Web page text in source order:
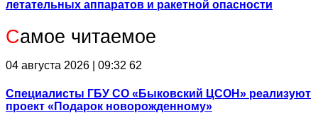
летательных аппаратов и ракетной опасности
Самое читаемое
04 августа 2026 | 09:32 62
Специалисты ГБУ СО «Быковский ЦСОН» реализуют
проект «Подарок новорожденному»